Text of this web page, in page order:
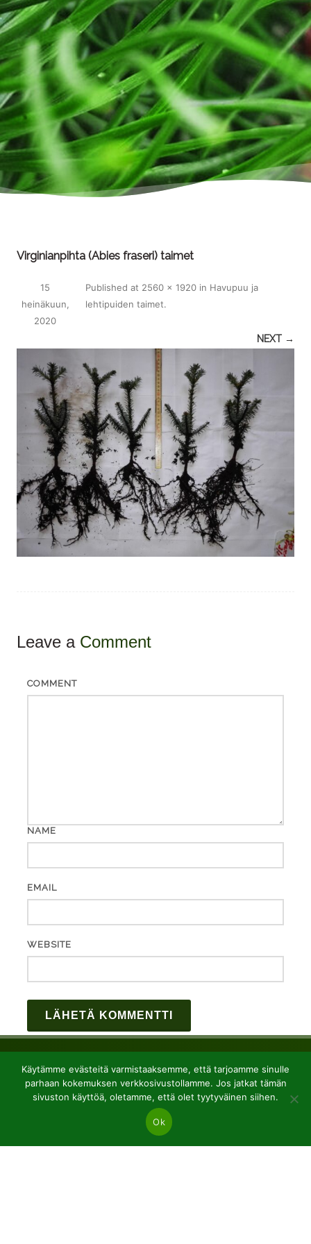
Virginianpihta (Abies fraseri) taimet
Published
15
heinäkuun,
2020
at 2560 × 1920 in Havupuu ja
lehtipuiden taimet.
NEXT →
Leave a Comment
COMMENT
NAME
EMAIL
WEBSITE
Käytämme evästeitä varmistaaksemme, että tarjoamme sinulle
parhaan kokemuksen verkkosivustollamme. Jos jatkat tämän
sivuston käyttöä, oletamme, että olet tyytyväinen siihen.
Ok